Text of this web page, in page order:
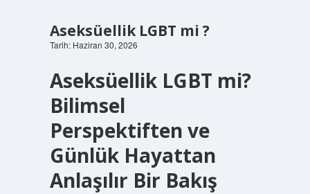
Aseksüellik LGBT mi ?
Tarih: Haziran 30, 2026
Aseksüellik LGBT mi?
Bilimsel
Perspektiften ve
Günlük Hayattan
Anlaşılır Bir Bakış